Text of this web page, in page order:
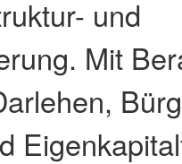
und
Mit